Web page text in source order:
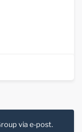
via e-post.